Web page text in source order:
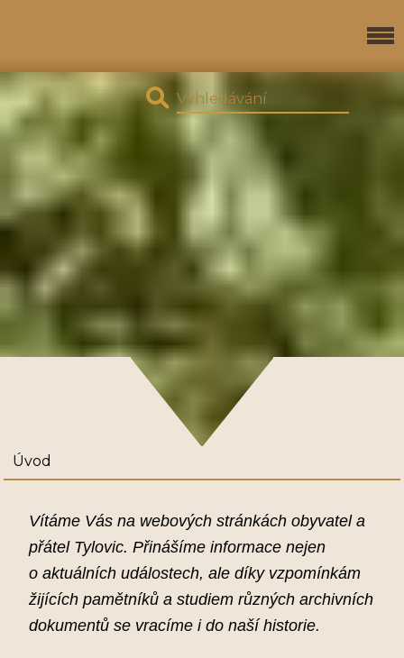
Úvod
Vítáme Vás na webových stránkách obyvatel a
přátel Tylovic. Přinášíme informacenejen
o aktuálních událostech, ale díky vzpomínkám
žijících pamětníků a studiemrůzných archivních
dokumentů se vracíme i do naší historie.